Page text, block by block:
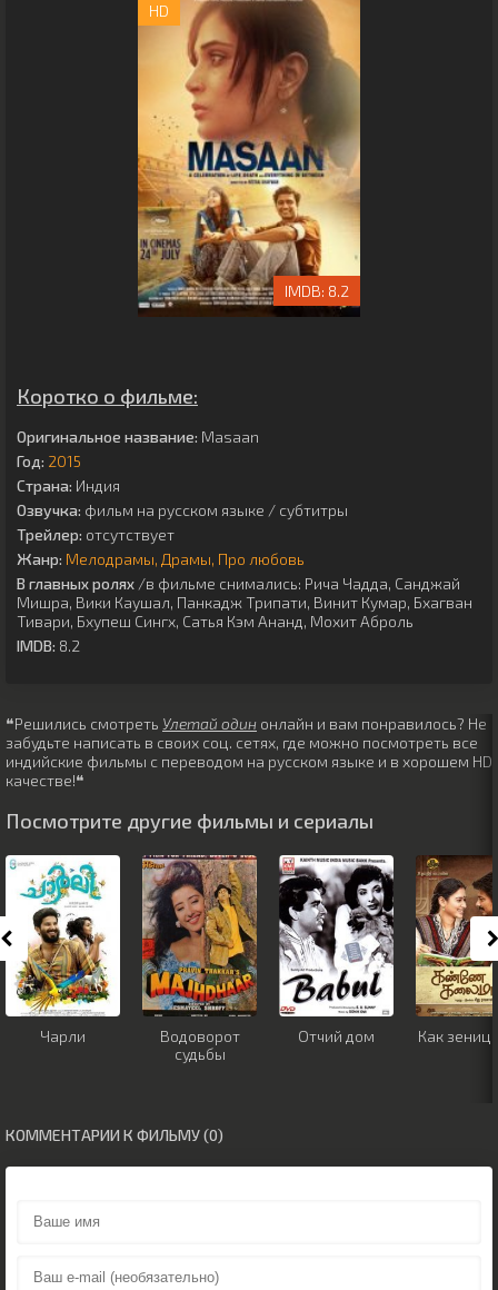
HD
8.2
Коротко о фильме:
Оригинальное название: Masaan
Год: 2015
Страна: Индия
Озвучка: фильм на русском языке / субтитры
Трейлер: отсутствует
Жанр: Мелодрамы Драмы Про любовь
В главных ролях /в фильме снимались: Рича Чадда, Санджай
Мишра, Вики Каушал, Панкадж Трипати, Винит Кумар, Бхагван
Тивари, Бхупеш Сингх, Сатья Кэм Ананд, Мохит Аброль
IMDB: 8.2
❝Решились смотреть Улетай один онлайн и вам понравилось? Не
забудьте написать в своих соц. сетях, где можно посмотреть все
индийские фильмы с переводом на русском языке и в хорошем HD
качестве!❝
Посмотрите другие фильмы и сериалы
Чарли
Водоворот
судьбы
Отчий дом Как
КОММЕНТАРИИ К ФИЛЬМУ (0)